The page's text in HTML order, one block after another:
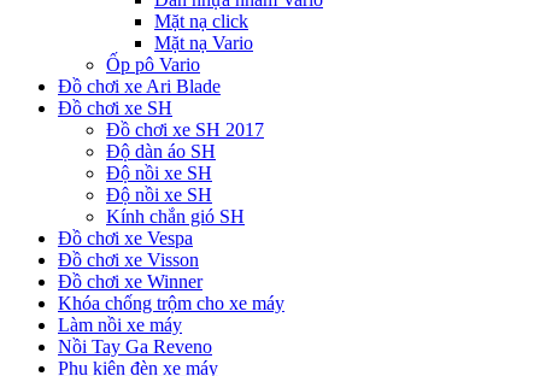
Mặt nạ click
Mặt nạ Vario
Ốp pô Vario
Đồ chơi xe Ari Blade
Đồ chơi xe SH
Đồ chơi xe SH 2017
Độ dàn áo SH
Độ nồi xe SH
Độ nồi xe SH
Kính chắn gió SH
Đồ chơi xe Vespa
Đồ chơi xe Visson
Đồ chơi xe Winner
Khóa chống trộm cho xe máy
Làm nồi xe máy
Nồi Tay Ga Reveno
Phụ kiện đèn xe máy